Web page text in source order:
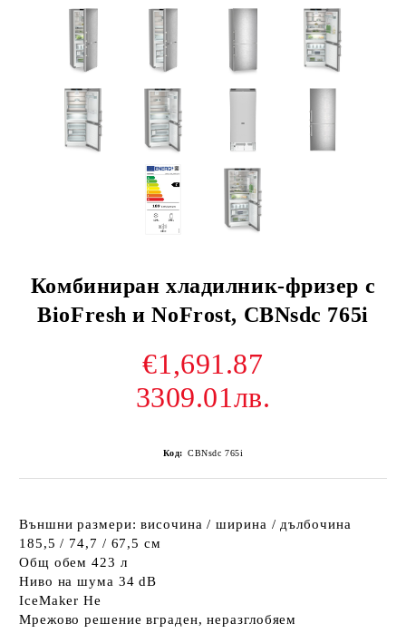
Комбиниран хладилник-фризер с
BioFresh и NoFrost, CBNsdc 765i
€1,691.87
3309.01лв.
Код: CBNsdc 765i
Външни размери: височина / ширина / дълбочина
185,5 / 74,7 / 67,5 см
Общ обем 423 л
Ниво на шума 34 dB
IceMaker Не
Мрежово решение вграден, неразглобяем